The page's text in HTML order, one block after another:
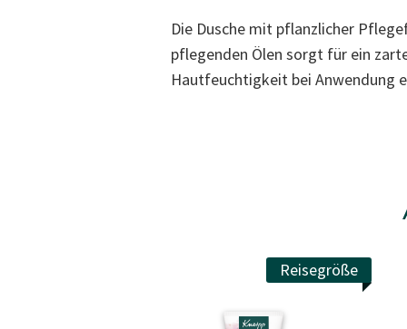
Die Dusche mit pflanzlicher
pflegenden Ölen sorgt für ein
Hautfeuchtigkeit bei Anwendung
Reisegröße